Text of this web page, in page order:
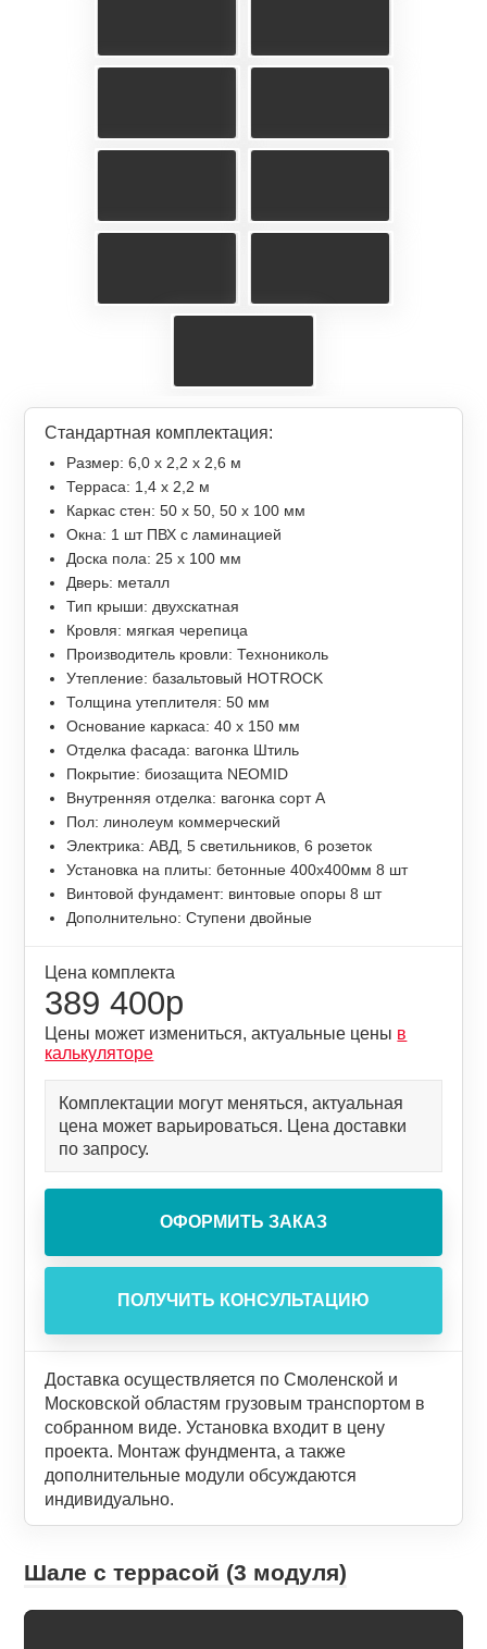
Стандартная комплектация:
Размер: 6,0 х 2,2 х 2,6 м
Терраса: 1,4 x 2,2 м
Каркас стен: 50 х 50, 50 х 100 мм
Окна: 1 шт ПВХ с ламинацией
Доска пола: 25 х 100 мм
Дверь: металл
Тип крыши: двухскатная
Кровля: мягкая черепица
Производитель кровли: Технониколь
Утепление: базальтовый HOTROCK
Толщина утеплителя: 50 мм
Основание каркаса: 40 х 150 мм
Отделка фасада: вагонка Штиль
Покрытие: биозащита NEOMID
Внутренняя отделка: вагонка сорт А
Пол: линолеум коммерческий
Электрика: АВД, 5 светильников, 6 розеток
Установка на плиты: бетонные 400х400мм 8 шт
Винтовой фундамент: винтовые опоры 8 шт
Дополнительно: Ступени двойные
Цена комплекта
389 400р
Цены может измениться, актуальные цены в
калькуляторе
Комплектации могут меняться, актуальная
цена может варьироваться. Цена доставки
по запросу.
Доставка осуществляется по Смоленской и
Московской областям грузовым транспортом в
собранном виде. Установка входит в цену
проекта. Монтаж фундмента, а также
дополнительные модули обсуждаются
индивидуально.
Шале с террасой (3 модуля)